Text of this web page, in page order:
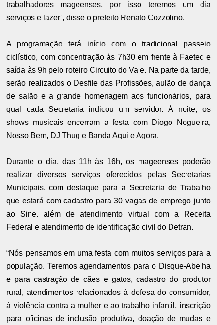
trabalhadores mageenses, por isso teremos um dia
serviços e lazer”, disse o prefeito Renato Cozzolino.
A programação terá início com o tradicional passeio
ciclístico, com concentração às 7h30 em frente à Faetec e
saída às 9h pelo roteiro Circuito do Vale. Na parte da tarde,
serão realizados o Desfile das Profissões, aulão de dança
de salão e a grande homenagem aos funcionários, para
qual cada Secretaria indicou um servidor. À noite, os
shows musicais encerram a festa com Diogo Nogueira,
Nosso Bem, DJ Thug e Banda Aqui e Agora.
Durante o dia, das 11h às 16h, os mageenses poderão
realizar diversos serviços oferecidos pelas Secretarias
Municipais, com destaque para a Secretaria de Trabalho
que estará com cadastro para 30 vagas de emprego junto
ao Sine, além de atendimento virtual com a Receita
Federal e atendimento de identificação civil do Detran.
“Nós pensamos em uma festa com muitos serviços para a
população. Teremos agendamentos para o Disque-Abelha
e para castração de cães e gatos, cadastro do produtor
rural, atendimentos relacionados à defesa do consumidor,
à violência contra a mulher e ao trabalho infantil, inscrição
para oficinas de inclusão produtiva, doação de mudas e